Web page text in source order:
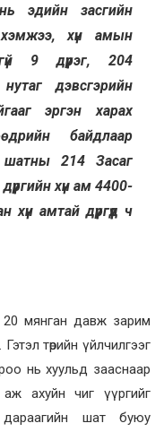
эдийн засгийн
хүн амын
9 дүүрэг, 204
дэвсгэрийн
эргэн харах
байдлаар
214 Засаг
хүн ам 4400-
амтай дүүргүүд ч
мянган давж зарим
төрийн үйлчилгээг
нь хуульд зааснаар
аж ахуйн чиг үүргийг
шат буюу